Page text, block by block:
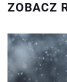
ZOBACZ